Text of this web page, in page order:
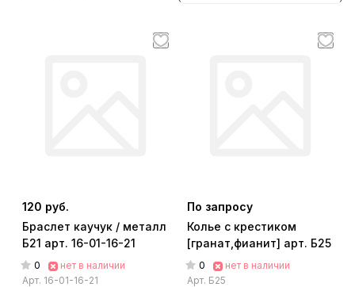
120 руб.
Браслет каучук / металл
Б21 арт. 16-01-16-21
0
нет в наличии
Арт. 16-01-16-21
По запросу
Колье с крестиком
[гранат,фианит] арт. Б25
0
нет в наличии
Арт. Б25